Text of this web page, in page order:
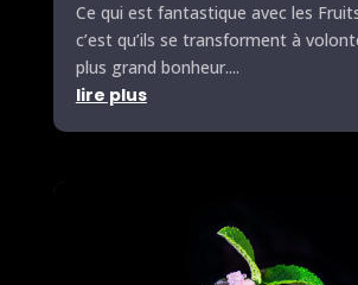
Ce qui est fantastique avec les
c’est qu’ils se transforment à
plus grand bonheur....
lire plus